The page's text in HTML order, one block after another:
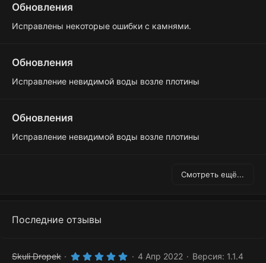
Обновления
Исправлены некоторые ошибки с камнями.
Обновления
Исправление невидимой воды возле плотины
Обновления
Исправление невидимой воды возле плотины
Смотреть ещё...
Последние отзывы
Skuli Dropek
5 4 Апр 2022 Версия: 1.1.4